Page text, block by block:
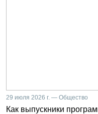
29 июля 2026 г. — Общество
Как выпускники